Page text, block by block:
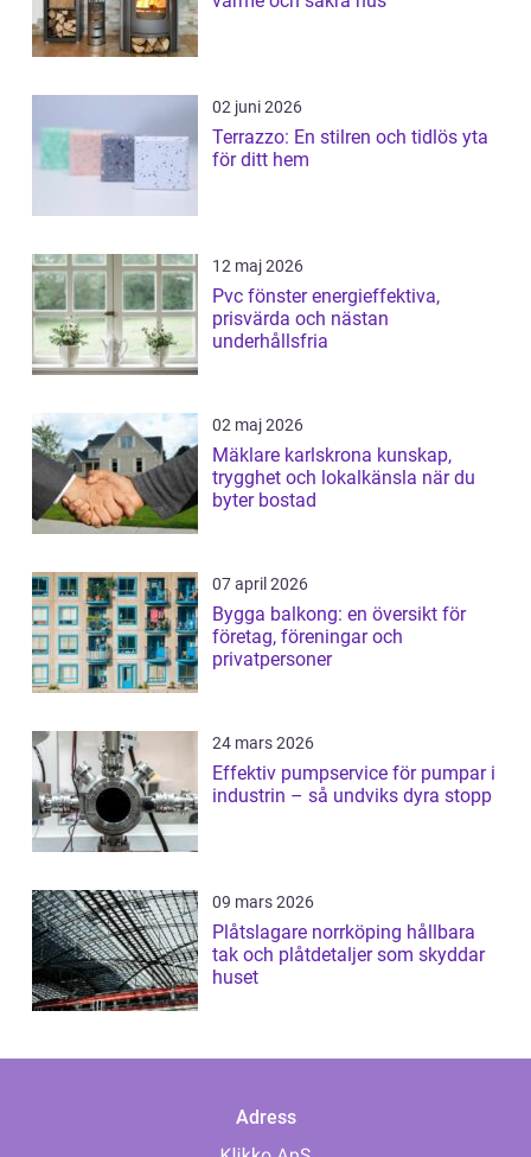
02 juni 2026
Terrazzo: En stilren och tidlös yta
för ditt hem
12 maj 2026
Pvc fönster energieffektiva,
prisvärda och nästan
underhållsfria
02 maj 2026
Mäklare karlskrona kunskap,
trygghet och lokalkänsla när du
byter bostad
07 april 2026
Bygga balkong: en översikt för
företag, föreningar och
privatpersoner
24 mars 2026
Effektiv pumpservice för pumpar i
industrin – så undviks dyra stopp
09 mars 2026
Plåtslagare norrköping hållbara
tak och plåtdetaljer som skyddar
huset
Adress